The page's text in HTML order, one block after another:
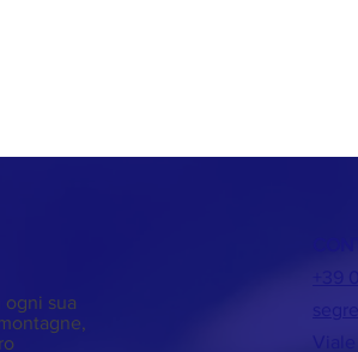
sua